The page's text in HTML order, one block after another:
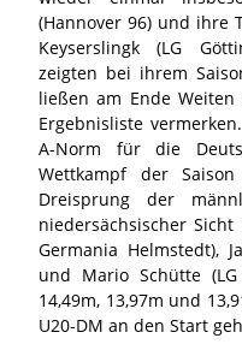
(Hannover 96) und ihre
Keyserslingk (LG
zeigten bei ihrem
ließen am Ende
Ergebnisliste
A-Norm für die
Wettkampf der
Dreisprung der
niedersächsischer Sicht
Germania Helmstedt),
und Mario Schütte
14,49m, 13,97m und
U20-DM an den Start